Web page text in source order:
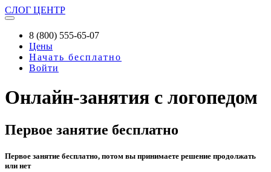
СЛОГ ЦЕНТР
8 (800) 555-65-07
Цены
Начать бесплатно
Войти
Онлайн-занятия с логопедом
Первое занятие бесплатно
Первое занятие бесплатно, потом вы принимаете решение продолжать
или нет